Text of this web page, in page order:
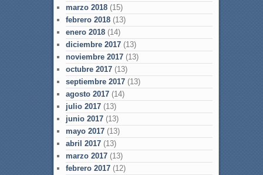
marzo 2018(15)
febrero 2018(13)
enero 2018(14)
diciembre 2017(13)
noviembre 2017(13)
octubre 2017(13)
septiembre 2017(13)
agosto 2017(14)
julio 2017(13)
junio 2017(13)
mayo 2017(13)
abril 2017(13)
marzo 2017(13)
febrero 2017(12)